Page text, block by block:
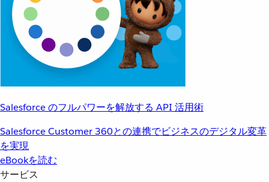
Salesforce のフルパワーを解放する API 活用術
Salesforce Customer 360との連携でビジネスのデジタル変革
を実現
eBookを読む
サービス